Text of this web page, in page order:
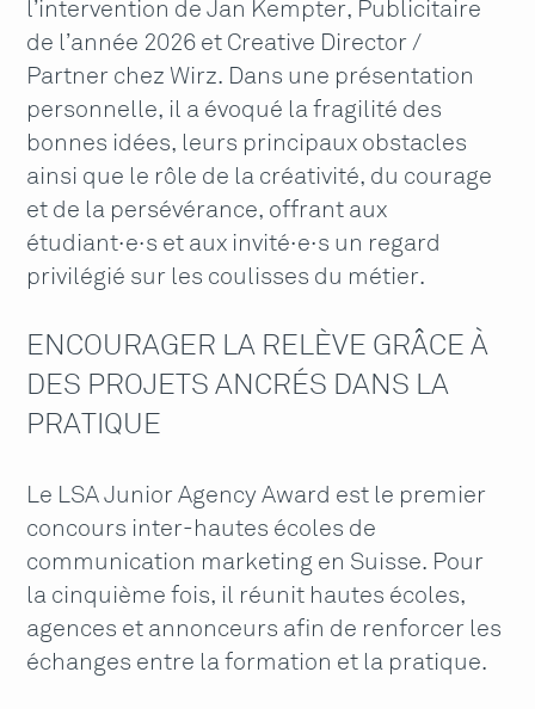
l’intervention de Jan Kempter, Publicitaire
de l’année 2026 et Creative Director /
Partner chez Wirz. Dans une présentation
personnelle, il a évoqué la fragilité des
bonnes idées, leurs principaux obstacles
ainsi que le rôle de la créativité, du courage
et de la persévérance, offrant aux
étudiant·e·s et aux invité·e·s un regard
privilégié sur les coulisses du métier.
ENCOURAGER LA RELÈVE GRÂCE À
DES PROJETS ANCRÉS DANS LA
PRATIQUE
Le LSA Junior Agency Award est le premier
concours inter-hautes écoles de
communication marketing en Suisse. Pour
la cinquième fois, il réunit hautes écoles,
agences et annonceurs afin de renforcer les
échanges entre la formation et la pratique.